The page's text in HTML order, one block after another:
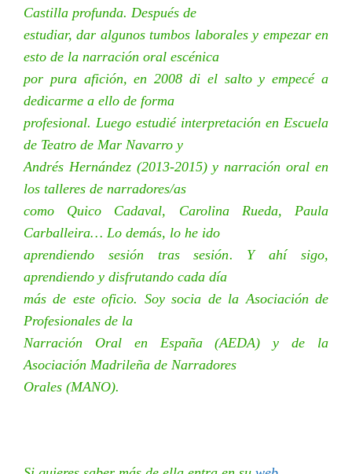
Castilla profunda. Después de
estudiar, dar algunos tumbos laborales y empezar en
esto de la narración oral escénica
por pura afición, en 2008 di el salto y empecé a
dedicarme a ello de forma
profesional. Luego estudié interpretación en Escuela
de Teatro de Mar Navarro y
Andrés Hernández (2013-2015) y narración oral en
los talleres de narradores/as
como Quico Cadaval, Carolina Rueda, Paula
Carballeira… Lo demás, lo he ido
aprendiendo sesión tras sesión. Y ahí sigo,
aprendiendo y disfrutando cada día
más de este oficio. Soy socia de la Asociación de
Profesionales de la
Narración Oral en España (AEDA) y de la
Asociación Madrileña de Narradores
Orales (MANO).